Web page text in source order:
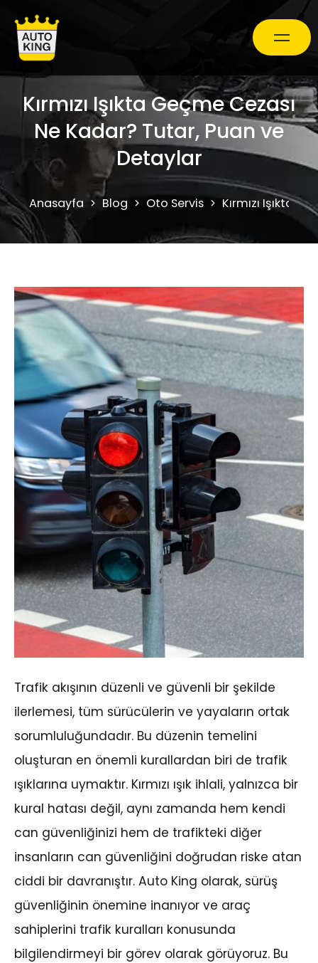
Araç Bakım ve Onarım
Oto Ekspertiz Hizmetleri
Kampanyalar
Randevu Al
Kırmızı Işıkta Geçme Cezası
Ne Kadar? Tutar, Puan ve
Detaylar
Anasayfa Blog Oto Servis Kırmızı Işıkta
Trafik akışının düzenli ve güvenli bir şekilde
ilerlemesi, tüm sürücülerin ve yayaların ortak
sorumluluğundadır. Bu düzenin temelini
oluşturan en önemli kurallardan biri de trafik
ışıklarına uymaktır. Kırmızı ışık ihlali, yalnızca bir
kural hatası değil, aynı zamanda hem kendi
can güvenliğinizi hem de trafikteki diğer
insanların can güvenliğini doğrudan riske atan
ciddi bir davranıştır. Auto King olarak, sürüş
güvenliğinin önemine inanıyor ve araç
sahiplerini trafik kuralları konusunda
bilgilendirmeyi bir görev olarak görüyoruz. Bu